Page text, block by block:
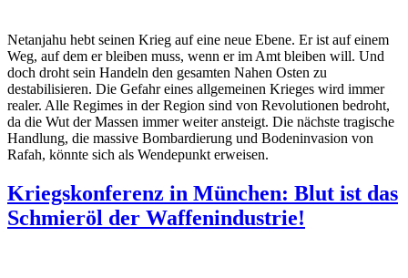
Netanjahu hebt seinen Krieg auf eine neue Ebene. Er ist auf einem
Weg, auf dem er bleiben muss, wenn er im Amt bleiben will. Und
doch droht sein Handeln den gesamten Nahen Osten zu
destabilisieren. Die Gefahr eines allgemeinen Krieges wird immer
realer. Alle Regimes in der Region sind von Revolutionen bedroht,
da die Wut der Massen immer weiter ansteigt. Die nächste tragische
Handlung, die massive Bombardierung und Bodeninvasion von
Rafah, könnte sich als Wendepunkt erweisen.
Kriegskonferenz in München: Blut ist das
Schmieröl der Waffenindustrie!